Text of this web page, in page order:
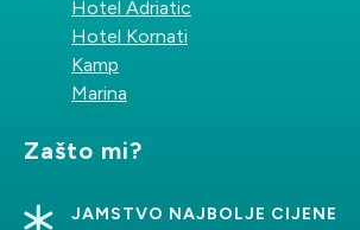
Hotel Adriatic
Hotel Kornati
Kamp
Marina
Zašto mi?
JAMSTVO NAJBOLJE CIJENE